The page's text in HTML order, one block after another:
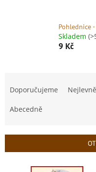
Pohlednice
Skladem
9 Kč
í
r
Doporučujeme
Abecedně